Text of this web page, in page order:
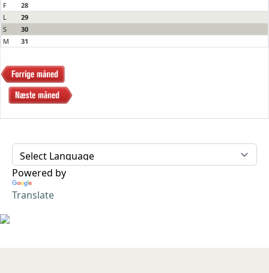
F
28
L
29
S
30
M
31
Powered by
Translate